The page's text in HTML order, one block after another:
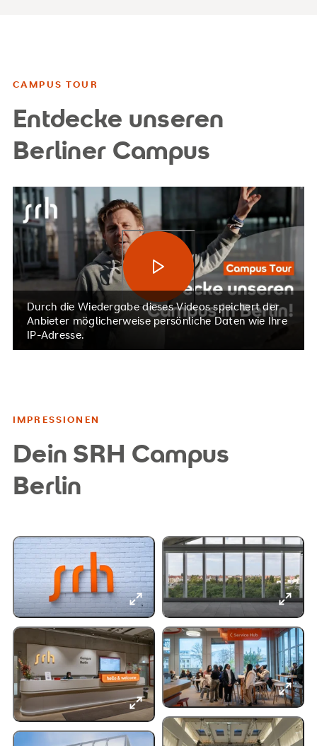
CAMPUS TOUR
Entdecke unseren
Berliner Campus
Video abspielen
Durch die Wiedergabe dieses Videos speichert der
Anbieter möglicherweise persönliche Daten wie Ihre
IP-Adresse.
IMPRESSIONEN
Dein SRH Campus
Berlin